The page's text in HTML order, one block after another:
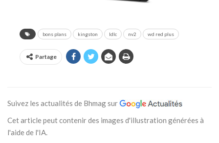
bons plans kingston ldlc nv2 wd red plus
Partage
Suivez les actualités de Bhmag sur
Cet article peut contenir des images d'illustration générées à
l'aide de l'IA.